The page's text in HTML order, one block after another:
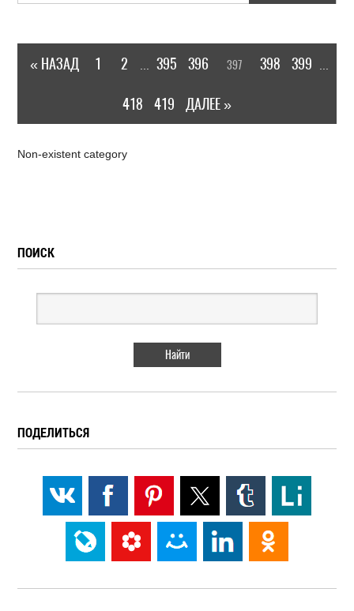
« НАЗАД 1 2 395 396 397 398 399
418 419 ДАЛЕЕ »
Non-existent category
ПОИСК
ПОДЕЛИТЬСЯ